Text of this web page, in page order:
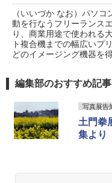
（いいづか なお）パソ
動を行なうフリーランス
り、商業用途で使われる
ト複合機までの幅広いプ
どのイメージング機器を
編集部のおすすめ記事
写真展告
土門拳
集より